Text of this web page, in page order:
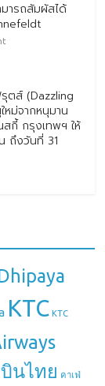
ารถสัมผัสได้
ตส์ (Dazzling
หม่จากหนุมาน
กี้ กรุงเทพฯ ให้
ถึงวันที่ 31
KTC KTC
นไทย คาเฟ่